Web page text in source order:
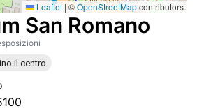
San Romano
il centro
Leaflet | ©OpenStreetMapcontributors